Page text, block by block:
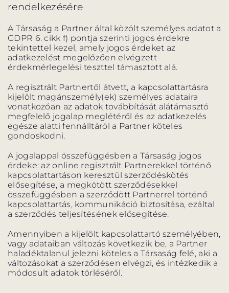
rendelkezésére
A Társaság a Partner által közölt személyes adatot a
GDPR 6. cikk f) pontja szerinti jogos érdekre
tekintettel kezel, amely jogos érdeket az
adatkezelést megelőzően elvégzett
érdekmérlegelési teszttel támasztott alá.
A regisztrált Partnertől átvett, a kapcsolattartásra
kijelölt magánszemély(ek) személyes adataira
vonatkozóan az adatok továbbítását alátámasztó
megfelelő jogalap meglétéről és az adatkezelés
egésze alatti fennálltáról a Partner köteles
gondoskodni.
A jogalappal összefüggésben a Társaság jogos
érdeke: az online regisztrált Partnerekkel történő
kapcsolattartáson keresztül szerződéskötés
elősegítése, a megkötött szerződésekkel
összefüggésben a szerződött Partnerrel történő
kapcsolattartás, kommunikáció biztosítása, ezáltal
a szerződés teljesítésének elősegítése.
Amennyiben a kijelölt kapcsolattartó személyében,
vagy adataiban változás következik be, a Partner
haladéktalanul jelezni köteles a Társaság felé, aki a
változásokat a szerződésen elvégzi, és intézkedik a
módosult adatok törléséről.